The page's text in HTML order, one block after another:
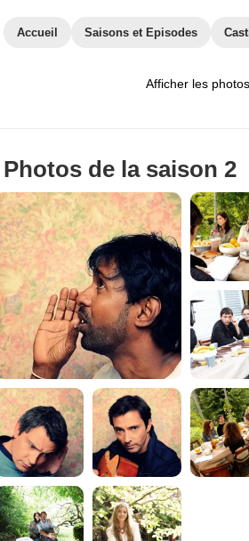
Accueil Saisons et Episodes
Afficher les
Photos de la saison 2